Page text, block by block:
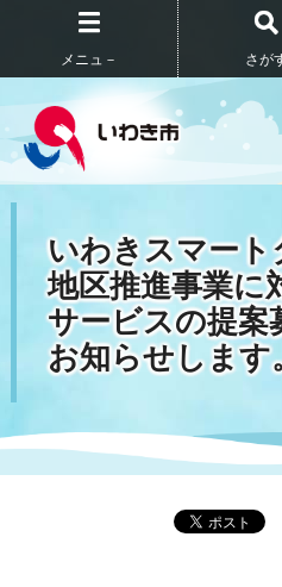
メニュ－ さが
いわきスマート
地区推進事業に
サービスの提案
お知らせします